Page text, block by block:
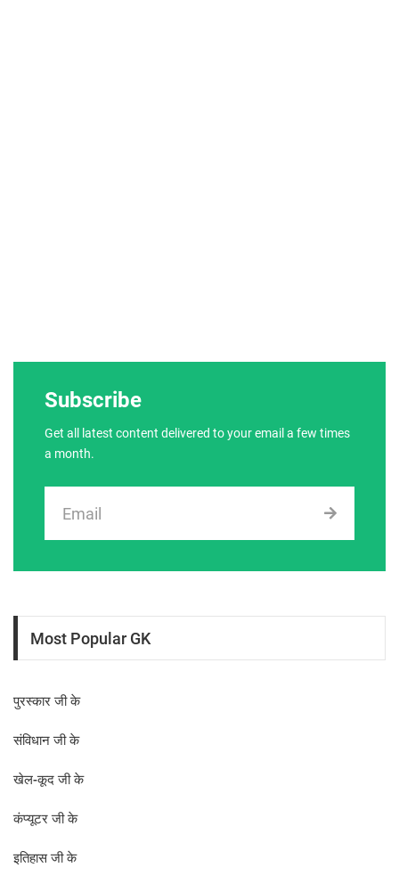
Subscribe
Get all latest content delivered to your email a few times
a month.
Most Popular GK
पुरस्कार जी के
संविधान जी के
खेल-कूद जी के
कंप्यूटर जी के
इतिहास जी के